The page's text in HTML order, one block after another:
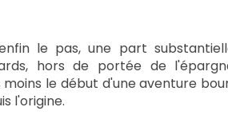
le pas, une part
hors de portée de
le début d'une aventure
l'origine.